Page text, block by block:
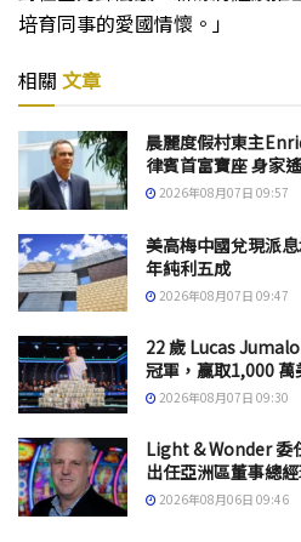
培育同事的愛國情懷。」
相關 文章
晨麗度假村東主
律賓首富寶座 身家
2026年08月07日 09:57
美高梅中國兌現派
年純利五成
2026年08月07日 09:47
22 歲 Lucas
冠軍，贏取1,000 萬
2026年08月07日 09:30
Light & Wonder 委
出任亞洲區董事總
2026年08月06日 09:46